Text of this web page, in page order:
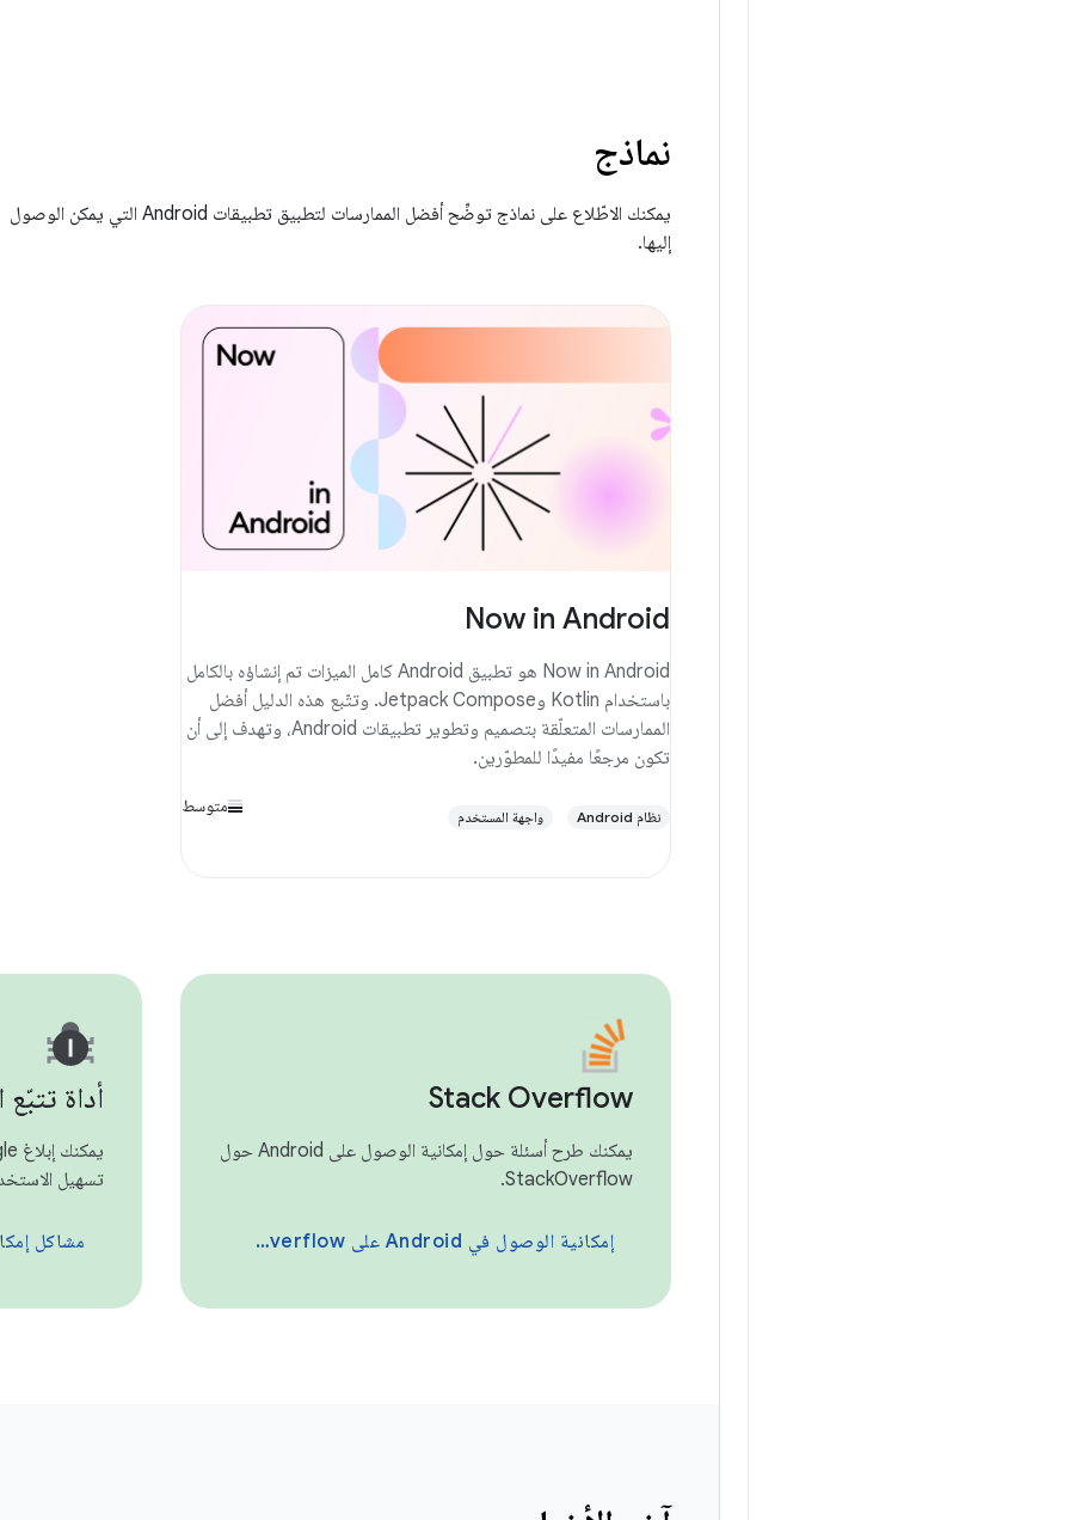
نماذج
يمكنك الاطّلاع على نماذج توضِّح أفضل الممارسات لتطبيق تطبيقات Android التي يمكن الوصول
إليها.
Now in Android
Now in Android هو تطبيق Android كامل الميزات تم إنشاؤه بالكامل
باستخدام Kotlin وJetpack Compose. وتتّبع هذه الدليل أفضل
الممارسات المتعلّقة بتصميم وتطوير تطبيقات Android، وتهدف إلى أن
تكون مرجعًا مفيدًا للمطوّرين.
نظام Android واجهة المستخدم
متوسط
Stack Overflow
يمكنك طرح أسئلة حول إمكانية الوصول على Android حول
StackOverflow.
إمكانية الوصول في Android على Stack Overflow
أداة
تسهيل
مشاكل